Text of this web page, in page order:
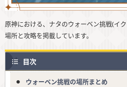
原神における、ナタのウォーベン挑戦(イ
場所と攻略を掲載しています。
目次
ウォーベン挑戦の場所まとめ